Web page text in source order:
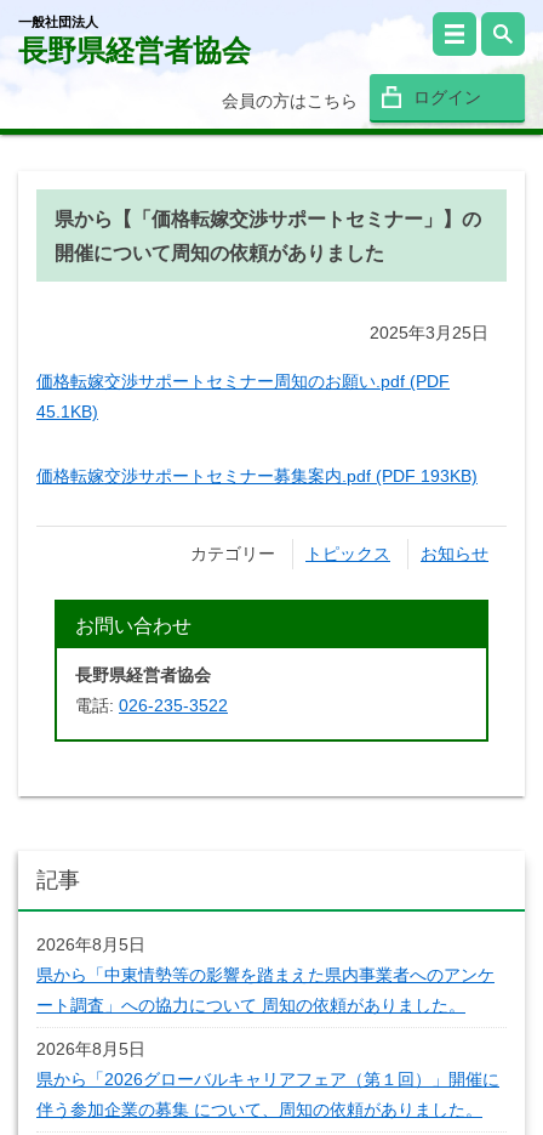
一般社団法人
長野県経営者協会
会員の方はこちら ログイン
県から【「価格転嫁交渉サポートセミナー」】の
開催について周知の依頼がありました
2025年3月25日
価格転嫁交渉サポートセミナー周知のお願い.pdf (PDF
45.1KB)
価格転嫁交渉サポートセミナー募集案内.pdf (PDF 193KB)
カテゴリー トピックス お知らせ
お問い合わせ
長野県経営者協会
電話: 026-235-3522
記事
2026年8月5日
県から「中東情勢等の影響を踏まえた県内事業者へのアンケ
ート調査」への協力について 周知の依頼がありました。
2026年8月5日
県から「2026グローバルキャリアフェア（第１回）」開催に
伴う参加企業の募集 について、周知の依頼がありました。